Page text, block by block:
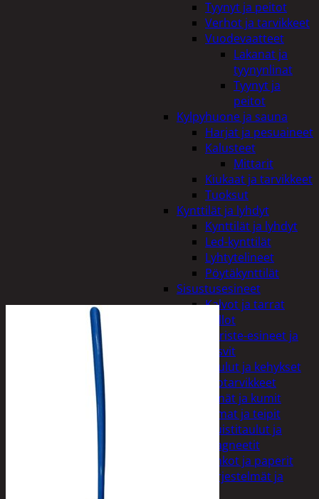
Tyynyt ja peitot
Verhot ja tarvikkeet
Vuodevaatteet
Lakanat ja
tyynynlinat
Tyynyt ja
peitot
Kylpyhuone ja sauna
Harjat ja pesuaineet
Kalusteet
Mittarit
Kiukaat ja tarvikkeet
Tuoksut
Kynttilät ja lyhdyt
Kynttilät ja lyhdyt
Led-kynttilät
Lyhtytelineet
Pöytäkynttilät
Sisustusesineet
Kalvot ja tarrat
Kellot
Koriste-esineet ja
kasvit
Taulut ja kehykset
Toimistotarvikkeet
Kynät ja kumit
Liimat ja teipit
Muistitaulut ja
magneetit
Vihkot ja paperit
Turvajärjestelmät ja